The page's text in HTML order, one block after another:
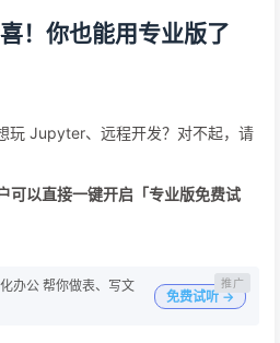
！你也能用专业版了
玩 Jupyter、远程开发？对不起，请
以直接一键开启「专业版免费试
办公 帮你做表、写文
免费试听 →